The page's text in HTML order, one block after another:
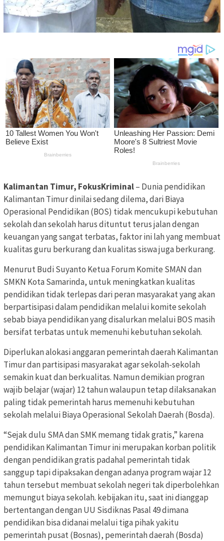
Kalimantan Timur, FokusKriminal– Dunia pendidikan
Kalimantan Timur dinilai sedang dilema, dari Biaya
Operasional Pendidikan (BOS) tidak mencukupi kebutuhan
sekolah dan sekolah harus dituntut terus jalan dengan
keuangan yang sangat terbatas, faktor ini lah yang membuat
kualitas guru berkurang dan kualitas siswa juga berkurang.
Menurut Budi Suyanto Ketua Forum Komite SMAN dan
SMKN Kota Samarinda, untuk meningkatkan kualitas
pendidikan tidak terlepas dari peran masyarakat yang akan
berpartisipasi dalam pendidikan melalui komite sekolah
sebab biaya pendidikan yang disalurkan melalui BOS masih
bersifat terbatas untuk memenuhi kebutuhan sekolah.
Diperlukan alokasi anggaran pemerintah daerah Kalimantan
Timur dan partisipasi masyarakat agar sekolah-sekolah
semakin kuat dan berkualitas. Namun demikian progran
wajib belajar (wajar) 12 tahun walaupun tetap dilaksanakan
paling tidak pemerintah harus memenuhi kebutuhan
sekolah melalui Biaya Operasional Sekolah Daerah (Bosda).
“Sejak dulu SMA dan SMK memang tidak gratis,” karena
pendidikan Kalimantan Timur ini merupakan korban politik
dengan pendidikan gratis padahal pemerintah tidak
sanggup tapi dipaksakan dengan adanya program wajar 12
tahun tersebut membuat sekolah negeri tak diperbolehkan
memungut biaya sekolah. kebijakan itu, saat ini dianggap
bertentangan dengan UU Sisdiknas Pasal 49 dimana
pendidikan bisa didanai melalui tiga pihak yakitu
pemerintah pusat (Bosnas), pemerintah daerah (Bosda)